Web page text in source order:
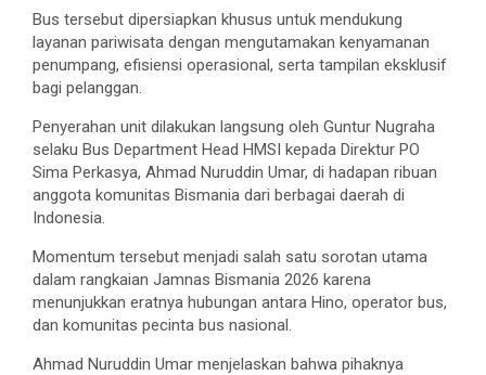
Bus tersebut dipersiapkan khusus untuk mendukung
layanan pariwisata dengan mengutamakan kenyamanan
penumpang, efisiensi operasional, serta tampilan eksklusif
bagi pelanggan.
Penyerahan unit dilakukan langsung oleh Guntur Nugraha
selaku Bus Department Head HMSI kepada Direktur PO
Sima Perkasya, Ahmad Nuruddin Umar, di hadapan ribuan
anggota komunitas Bismania dari berbagai daerah di
Indonesia.
Momentum tersebut menjadi salah satu sorotan utama
dalam rangkaian Jamnas Bismania 2026 karena
menunjukkan eratnya hubungan antara Hino, operator bus,
dan komunitas pecinta bus nasional.
Ahmad Nuruddin Umar menjelaskan bahwa pihaknya